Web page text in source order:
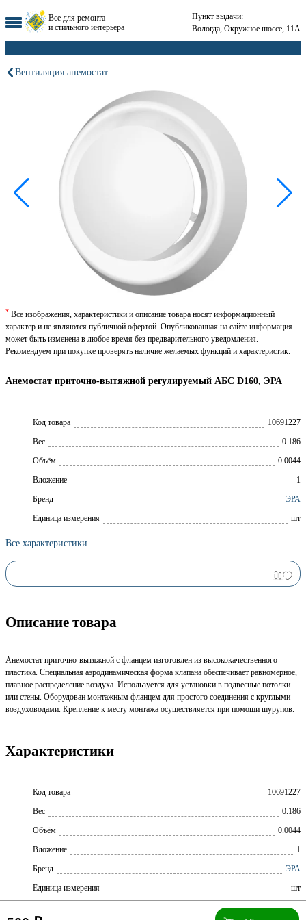
Все для ремонта
и стильного интерьера
Пункт выдачи:
Вологда, Окружное шоссе, 11А
Вентиляция анемостат
Анемостат приточно-вытяжной регулируемый АБС D160, ЭРА
Код товара
10691227
Вес
0.186
Объём
0.0044
Вложение
1
Брeнд
ЭРА
Единица измерения
шт
Все характеристики
* Все изображения, характеристики и описание товара носят информационный
характер и не являются публичной офертой. Опубликованная на сайте информация
может быть изменена в любое время без предварительного уведомления.
Рекомендуем при покупке проверять наличие желаемых функций и характеристик.
Описание товара
Анемостат приточно-вытяжной с фланцем изготовлен из высококачественного
пластика. Специальная аэродинамическая форма клапана обеспечивает равномерное,
плавное распределение воздуха. Используется для установки в подвесные потолки
или стены. Оборудован монтажным фланцем для простого соединения с круглыми
воздуховодами. Крепление к месту монтажа осуществляется при помощи шурупов.
Характеристики
Код товара
10691227
Вес
0.186
Объём
0.0044
Вложение
1
Бренд
ЭРА
Единица измерения
шт